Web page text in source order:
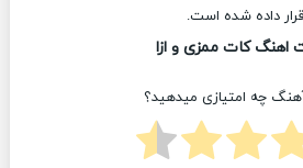
قرار داده شده است.
اهنگ کات ممزی و ازا
چه امتیازی میدهید؟